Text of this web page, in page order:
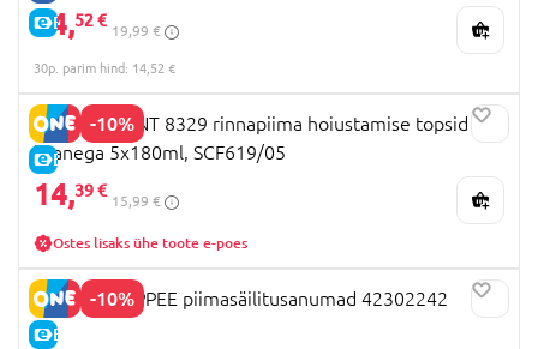
E-HIND
14,52 €
19,99 €
30p. parim hind: 14,52 €
-10%
E-HIND
PHILIPS AVENT 8329 rinnapiima hoiustamise topsid
kaanega 5x180ml, SCF619/05
14,39 €
15,99 €
Ostes lisaks ühe toote e-poes
-10%
E-HIND
TOMMEE TIPPEE piimasäilitusanumad 42302242